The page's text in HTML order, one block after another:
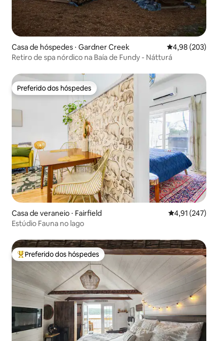
Casa de hóspedes ⋅ Gardner Creek 4,98 de uma
4,98 (203)
Retiro de spa nórdico na Baía de Fundy - Nátturá
Preferido dos hóspedes
Preferido dos hóspedes
Casa de veraneio ⋅ Fairfield 4,91 de uma
4,91 (247)
Estúdio Fauna no lago
Entre os melhores preferidos dos hóspedes
Preferido dos hóspedes